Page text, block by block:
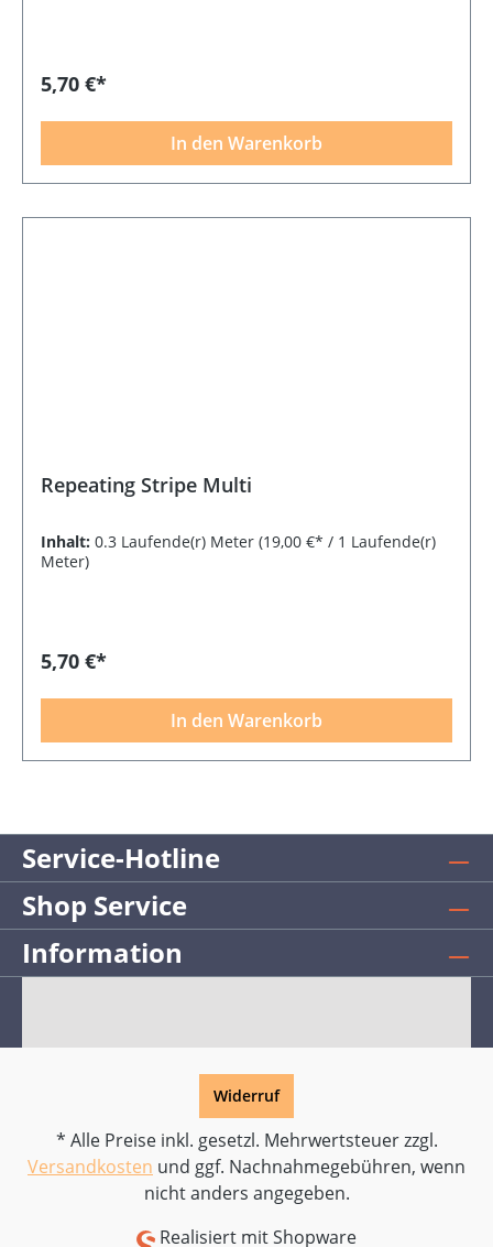
5,70 €*
In den Warenkorb
Repeating Stripe Multi
Inhalt: 0.3 Laufende(r) Meter (19,00 €* / 1 Laufende(r)
Meter)
5,70 €*
In den Warenkorb
Service-Hotline
Shop Service
Information
Widerruf
* Alle Preise inkl. gesetzl. Mehrwertsteuer zzgl.
Versandkosten und ggf. Nachnahmegebühren, wenn
nicht anders angegeben.
Realisiert mit Shopware